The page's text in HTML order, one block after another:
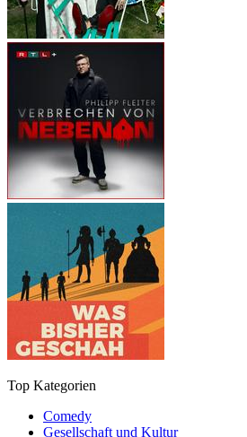
Top Kategorien
Comedy
Gesellschaft und Kultur